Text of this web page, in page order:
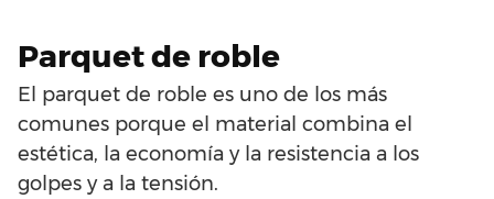
Parquet de roble
El parquet de roble es uno de los más
comunes porque el material combina el
estética, la economía y la resistencia a los
golpes y a la tensión.